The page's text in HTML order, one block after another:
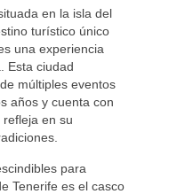
en la isla del
turístico único
una experiencia
Esta ciudad
múltiples eventos
años y cuenta con
en su
para
Tenerife es el casco